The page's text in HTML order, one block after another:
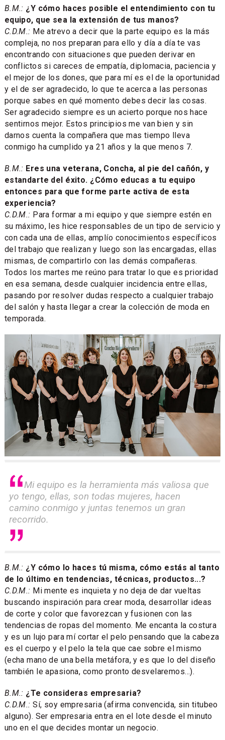
B.M.: ¿Y cómo haces posible el entendimiento con tu
equipo, que sea la extensión de tus manos?
C.D.M.: Me atrevo a decir que la parte equipo es la más
compleja, no nos preparan para ello y día a día te vas
encontrando con situaciones que pueden derivar en
conflictos si careces de empatía, diplomacia, paciencia y
el mejor de los dones, que para mí es el de la oportunidad
y el de ser agradecido, lo que te acerca a las personas
porque sabes en qué momento debes decir las cosas.
Ser agradecido siempre es un acierto porque nos hace
sentirnos mejor. Estos principios me van bien y sin
darnos cuenta la compañera que mas tiempo lleva
conmigo ha cumplido ya 21 años y la que menos 7.
B.M.: Eres una veterana, Concha, al pie del cañón, y
estandarte del éxito. ¿Cómo educas a tu equipo
entonces para que forme parte activa de esta
experiencia?
C.D.M.: Para formar a mi equipo y que siempre estén en
su máximo, les hice responsables de un tipo de servicio y
con cada una de ellas, amplío conocimientos específicos
del trabajo que realizan y luego son las encargadas, ellas
mismas, de compartirlo con las demás compañeras.
Todos los martes me reúno para tratar lo que es prioridad
en esa semana, desde cualquier incidencia entre ellas,
pasando por resolver dudas respecto a cualquier trabajo
del salón y hasta llegar a crear la colección de moda en
temporada.
Mi equipo es la herramienta más valiosa que
yo tengo, ellas, son todas mujeres, hacen
camino conmigo y juntas tenemos un gran
recorrido.
B.M.: ¿Y cómo lo haces tú misma, cómo estás al tanto
de lo último en tendencias, técnicas, productos...?
C.D.M.: Mi mente es inquieta y no deja de dar vueltas
buscando inspiración para crear moda, desarrollar ideas
de corte y color que favorezcan y fusionen con las
tendencias de ropas del momento. Me encanta la costura
y es un lujo para mí cortar el pelo pensando que la cabeza
es el cuerpo y el pelo la tela que cae sobre el mismo
(echa mano de una bella metáfora, y es que lo del diseño
también le apasiona, como pronto desvelaremos...).
B.M.: ¿Te consideras empresaria?
C.D.M.: Sí, soy empresaria (afirma convencida, sin titubeo
alguno). Ser empresaria entra en el lote desde el minuto
uno en el que decides montar un negocio.